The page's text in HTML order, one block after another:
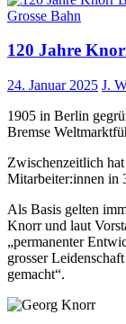
Grosse Bahn
120 Jahre
24. Januar 2025 J.
1905 in Berlin
Bremse
Zwischenzeitlich
Mitarbeiter:innen in
Als Basis gelten
Knorr und laut
„permanenter
grosser
gemacht“.